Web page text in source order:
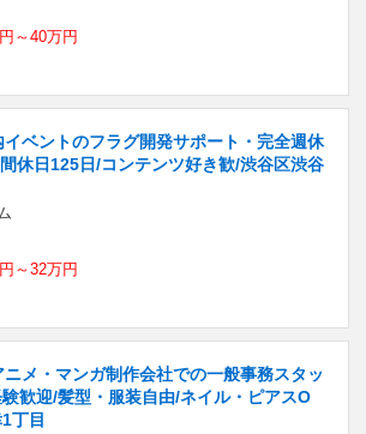
～40万円
イベントのフラグ開発サポート・完全週休
休日125日/コンテンツ好き歓/渋谷区渋谷
～32万円
ニメ・マンガ制作会社での一般事務スタッ
歓迎/髪型・服装自由/ネイル・ピアスO
丁目